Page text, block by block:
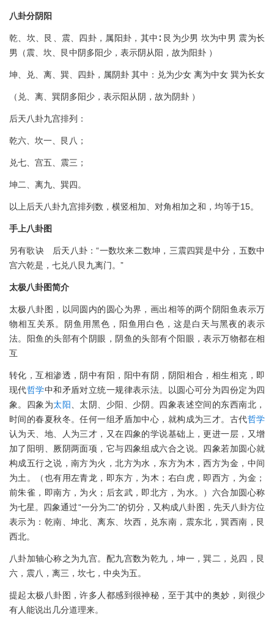
八卦分阴阳
乾、坎、艮、震、四卦，属阳卦，其中∶ 艮为少男 坎为中男 震为长
男（震、坎、艮中阴多阳少，表示阴从阳，故为阳卦 ）
坤、兑、离、巽、四卦，属阴卦 其中：兑为少女 离为中女 巽为长女
（兑、离、巽阴多阳少，表示阳从阴，故为阴卦 ）
后天八卦九宫排列：
乾六、坎一、艮八；
兑七、宫五、震三；
坤二、离九、巽四。
以上后天八卦九宫排列数，横竖相加、对角相加之和，均等于15。
手上八卦图
另有歌诀 后天八卦：“一数坎来二数坤，三震四巽是中分，五数中
宫六乾是，七兑八艮九离门。”
太极八卦图简介
太极八卦图，以同圆内的圆心为界，画出相等的两个阴阳鱼表示万
物相互关系。阴鱼用黑色，阳鱼用白色，这是白天与黑夜的表示
法。阳鱼的头部有个阴眼，阴鱼的头部有个阳眼，表示万物都在相
互
转化，互相渗透，阴中有阳，阳中有阴，阴阳相合，相生相克，即
现代哲学中和矛盾对立统一规律表示法。以圆心可分为四份定为四
象。四象为太阳 、太阴、少阳、少阴。四象表述空间的东西南北，
时间的春夏秋冬。任何一组矛盾加中心，就构成为三才。古代哲学
认为天、地、人为三才，又在四象的学说基础上，更进一层，又增
加了阳明、厥阴两面项，它与四象组成六合之说。四象若加圆心就
构成五行之说，南方为火，北方为水，东方为木，西方为金，中间
为土。（也有用左青龙，即东方，为木；右白虎，即西方，为金；
前朱雀，即南方，为火；后玄武，即北方，为水。）六合加圆心称
为七星。四象通过“一分为二”的切分，又构成八卦图，先天八卦方位
表示为：乾南、坤北、离东、坎西，兑东南，震东北，巽西南，艮
西北。
八卦加轴心称之为九宫。配九宫数为乾九，坤一，巽二，兑四，艮
六，震八，离三，坎七，中央为五。
提起太极八卦图，许多人都感到很神秘，至于其中的奥妙，则很少
有人能说出几分道理来。